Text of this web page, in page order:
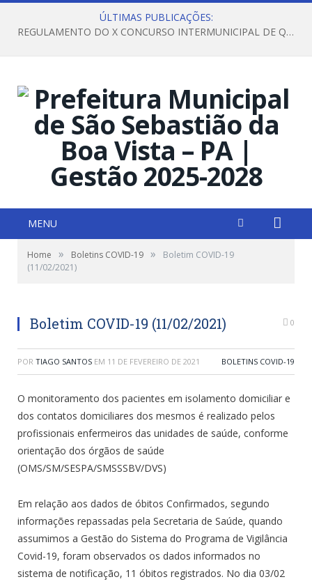
ÚLTIMAS PUBLICAÇÕES:
REGULAMENTO DO X CONCURSO INTERMUNICIPAL DE QUADRILHAS JUNINAS – 2026 – ARRAIÁ DA VENEZA
MENU
Home » Boletins COVID-19 »
Boletim COVID-19
(11/02/2021)
Boletim COVID-19 (11/02/2021) 0
POR TIAGO SANTOS EM 11 DE FEVEREIRO DE 2021 BOLETINS COVID-19
O monitoramento dos pacientes em isolamento domiciliar e
dos contatos domiciliares dos mesmos é realizado pelos
profissionais enfermeiros das unidades de saúde, conforme
orientação dos órgãos de saúde
(OMS/SM/SESPA/SMSSSBV/DVS)
Em relação aos dados de óbitos Confirmados, segundo
informações repassadas pela Secretaria de Saúde, quando
assumimos a Gestão do Sistema do Programa de Vigilância
Covid-19, foram observados os dados informados no
sistema de notificação, 11 óbitos registrados. No dia 03/02